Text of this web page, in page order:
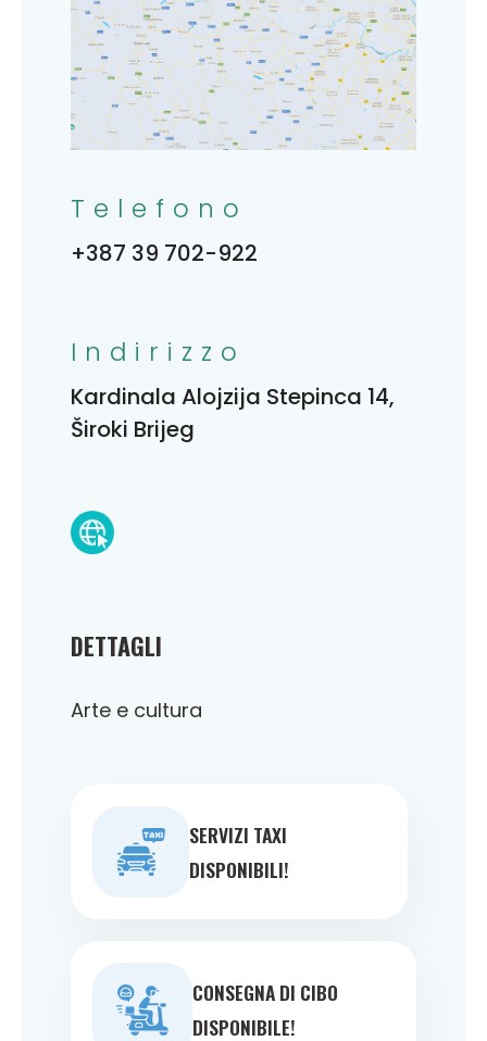
DETTAGLI
Arte e cultura
SERVIZI TAXI
DISPONIBILI!
CONSEGNA DI CIBO
DISPONIBILE!
Telefono
+387 39 702-922
Indirizzo
Kardinala Alojzija Stepinca 14,
Široki Brijeg